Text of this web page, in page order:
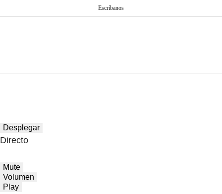
Escríbanos
Desplegar
Directo
Mute
Volumen
Play